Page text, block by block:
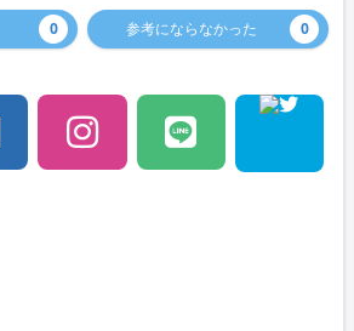
0 参考にならなかった 0